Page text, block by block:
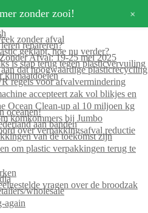
zonder afval
repareren?
geklapt, hoe nu verder?
Afval: 19-25 mei 2025
is stap terug tegen plasticvervuiling
dat hoogwaardige plasticrecycling
klimaatdoelen
regels voor afvalvermindering
accepteert zak vol blikjes en
Ocean Clean-up al 10 miljoen kg
oceanen!
komkommers bij Jumbo
aan banden
over verpakkingsafval reductie
van de toekomst zijn
om plastic verpakkingen terug te
vragen over de broodzak
wholesale
again
zonder zooi! +